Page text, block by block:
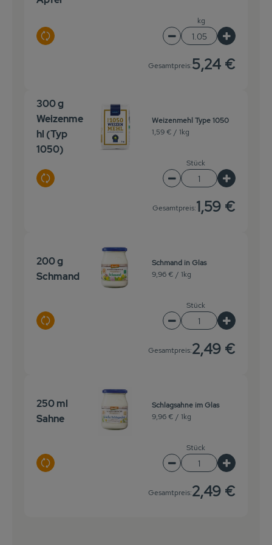
Biomarkt
Über uns
Auswahl ändern
kg
Artikelanzahl
Gesamtpreis:5,24 €
300 g
Weizenme
hl (Typ
1050)
Auswahl ändern
Weizenmehl Type 1050
1,59 € / 1kg
Stück
Artikelanzahl
Gesamtpreis:1,59 €
200 g
Schmand
Auswahl ändern
Schmand in Glas
9,96 € / 1kg
Stück
Artikelanzahl
Gesamtpreis:2,49 €
250 ml
Sahne
Auswahl ändern
Schlagsahne im Glas
9,96 € / 1kg
Stück
Artikelanzahl
Gesamtpreis:2,49 €